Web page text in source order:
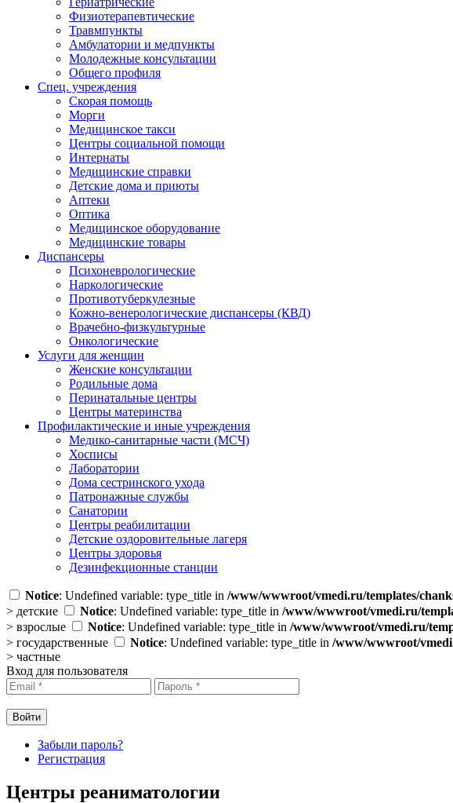
Физиотерапевтические
Травмпункты
Амбулатории и медпункты
Молодежные консультации
Общего профиля
Спец. учреждения
Скорая помощь
Морги
Медицинское такси
Центры социальной помощи
Интернаты
Медицинские справки
Детские дома и приюты
Аптеки
Оптика
Медицинское оборудование
Медицинские товары
Диспансеры
Психоневрологические
Наркологические
Противотуберкулезные
Кожно-венерологические диспансеры (КВД)
Врачебно-физкультурные
Онкологические
Услуги для женщин
Женские консультации
Родильные дома
Перинатальные центры
Центры материнства
Профилактические и иные учреждения
Медико-санитарные части (МСЧ)
Хосписы
Лаборатории
Дома сестринского ухода
Патронажные службы
Санатории
Центры реабилитации
Детские оздоровительные лагеря
Центры здоровья
Дезинфекционные станции
Notice: Undefined variable: type_title in /www/wwwroot/vmedi.ru/templates/
> детские Notice: Undefined variable: type_title in /www/wwwroot/vmedi.ru/
> взрослые Notice: Undefined variable: type_title in /www/wwwroot/vmedi.ru/
> государственные Notice: Undefined variable: type_title in /www/wwwroot/
> частные
Вход для пользователя
Забыли пароль?
Регистрация
Центры реаниматологии